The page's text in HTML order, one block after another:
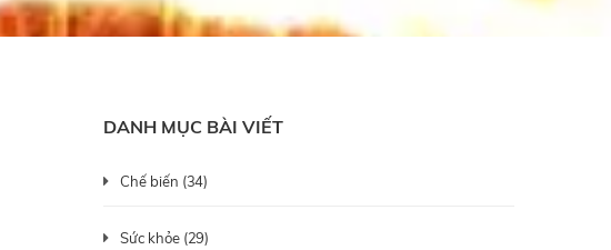
DANH MỤC BÀI VIẾT
Chế biến (34)
Sức khỏe (29)